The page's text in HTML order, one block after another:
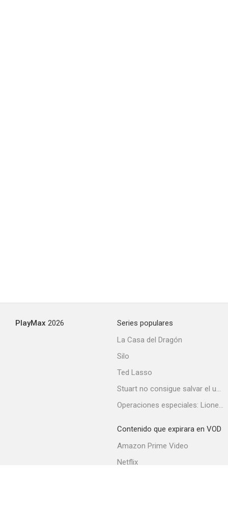
PlayMax 2026
Series populares
La Casa del Dragón
Silo
Ted Lasso
Stuart no consigue salvar el universo
Operaciones especiales: Lioness
Contenido que expirara en VOD
Amazon Prime Video
Netflix